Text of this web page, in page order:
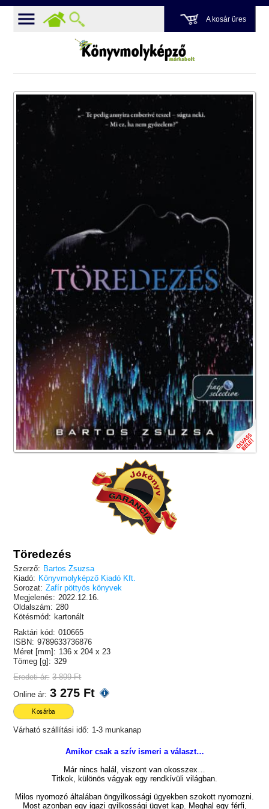
A kosár üres
Töredezés
Szerző: Bartos Zsuzsa
Kiadó: Könyvmolyképző Kiadó Kft.
Sorozat: Zafír pöttyös könyvek
Megjelenés: 2022.12.16.
Oldalszám: 280
Kötésmód: kartonált
Raktári kód: 010665
ISBN: 9789633736876
Méret [mm]: 136 x 204 x 23
Tömeg [g]: 329
Eredeti ár: 3 899 Ft
Online ár: 3 275 Ft
Kosárba
Várható szállítási idő: 1-3 munkanap
Amikor csak a szív ismeri a választ…
Már nincs halál, viszont van okosszex…
Titkok, különös vágyak egy rendkívüli világban.
Milos nyomozó általában öngyilkossági ügyekben szokott nyomozni.
Most azonban egy igazi gyilkossági ügyet kap. Meghal egy férfi,